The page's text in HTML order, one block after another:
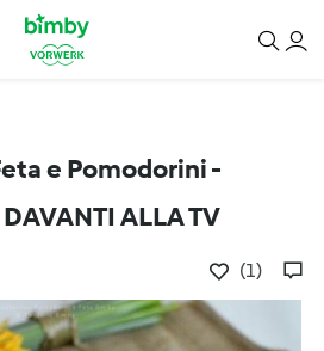
e Pomodorini -
ALLA TV
(1)